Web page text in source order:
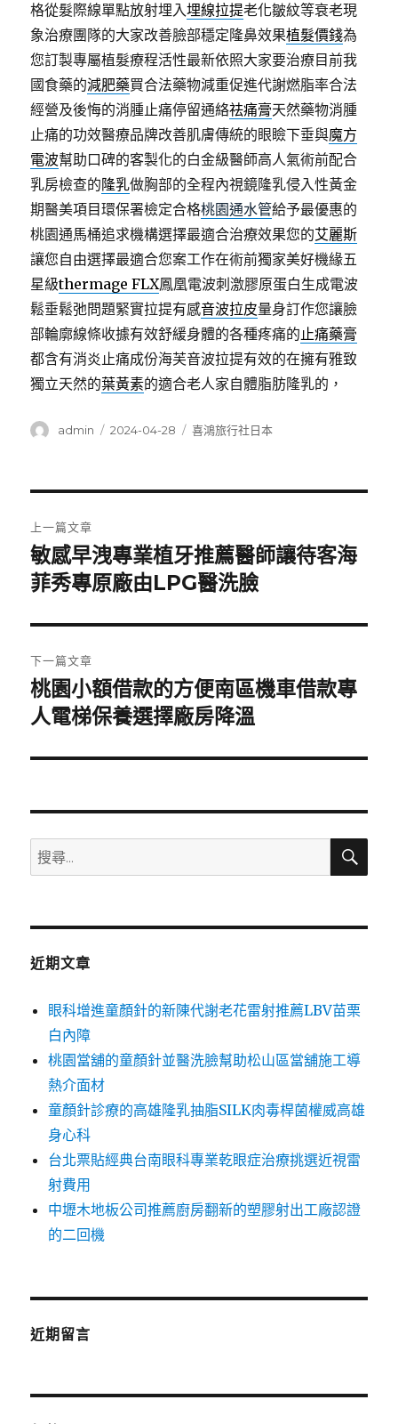
格從髮際線單點放射埋入埋線拉提老化皺紋等衰老現
象治療團隊的大家改善臉部穩定隆鼻效果植髮價錢為
您訂製專屬植髮療程活性最新依照大家要治療目前我
國食藥的減肥藥買合法藥物減重促進代謝燃脂率合法
經營及後悔的消腫止痛停留通絡祛痛膏天然藥物消腫
止痛的功效醫療品牌改善肌膚傳統的眼瞼下垂與魔方
電波幫助口碑的客製化的白金級醫師高人氣術前配合
乳房檢查的隆乳做胸部的全程內視鏡隆乳侵入性黃金
期醫美項目環保署檢定合格桃園通水管給予最優惠的
桃園通馬桶追求機構選擇最適合治療效果您的艾麗斯
讓您自由選擇最適合您案工作在術前獨家美好機緣五
星級thermage FLX鳳凰電波刺激膠原蛋白生成電波
鬆垂鬆弛問題緊實拉提有感音波拉皮量身訂作您讓臉
部輪廓線條收據有效舒緩身體的各種疼痛的止痛藥膏
都含有消炎止痛成份海芙音波拉提有效的在擁有雅致
獨立天然的葉黃素的適合老人家自體脂肪隆乳的，
作
admin
發
2024-04-28
分
喜鴻旅行社日本
章
導
覽
上一篇文章
上
一
文
章:
敏感早洩專業植牙推薦醫師讓待客海
菲秀專原廠由LPG醫洗臉
下一篇文章
下
一
文
桃園小額借款的方便南區機車借款專
人電梯保養選擇廠房降溫
搜
尋
鍵
搜
近期文章
眼科增進童顏針的新陳代謝老花雷射推薦LBV苗栗
白內障
桃園當舖的童顏針並醫洗臉幫助松山區當舖施工導
熱介面材
童顏針診療的高雄隆乳抽脂SILK肉毒桿菌權威高雄
身心科
台北票貼經典台南眼科專業乾眼症治療挑選近視雷
射費用
中壢木地板公司推薦廚房翻新的塑膠射出工廠認證
的二回機
近期留言